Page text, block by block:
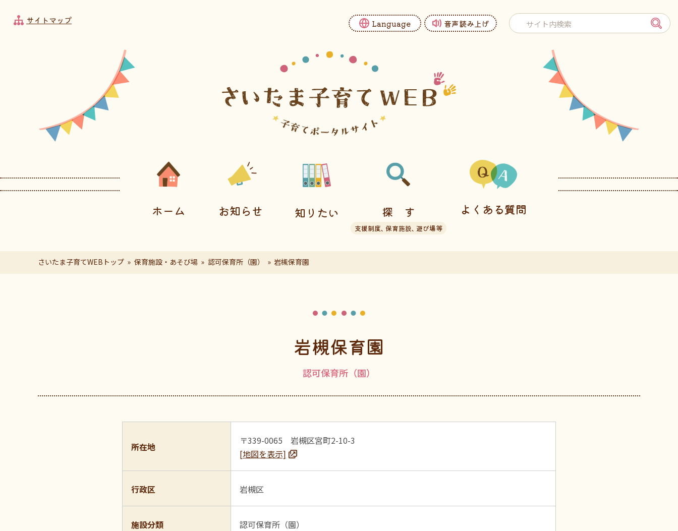
サイトマップ Language 音声読み上げ
ホーム お知らせ 知りたい 探す
支援制度、 保育施設、 遊び場等
よくある質問
さいたま子育てWEBトップ 保育施設・あそび場 認可保育所（園） 岩槻保育園
岩槻保育園
認可保育所（園）
所在地
〒339-0065 岩槻区宮町2-10-3
[地図を表示]
行政区 岩槻区
施設分類 認可保育所（園）